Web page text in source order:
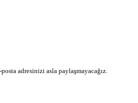
posta adresinizi asla paylaşmayacağız.